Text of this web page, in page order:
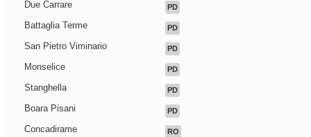
Due Carrare PD
Battaglia Terme PD
San Pietro Viminario PD
Monselice PD
Stanghella PD
Boara Pisani PD
Concadirame RO